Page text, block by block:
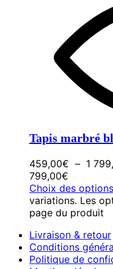
Tapis marbré
459,00€ – 1
799,00€
Choix des options
variations. Les
page du produit
Livraison & retour
Conditions
Politique de